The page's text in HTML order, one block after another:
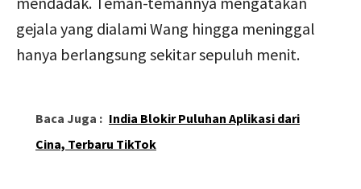
gejala yang dialami Wang hingga meninggal
hanya berlangsung sekitar sepuluh menit.
Baca Juga : India Blokir Puluhan Aplikasi dari
Cina, Terbaru TikTok